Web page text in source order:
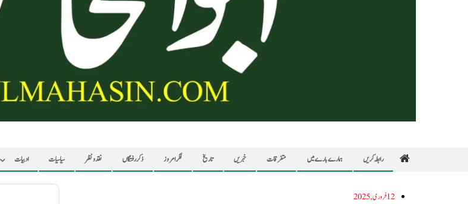
ادبیات سیاسیات نقد ونظر ذکر رفتگاں فکر امروز تاریخ خبریں متفرقات ہمارے بارے میں رابطہ کریں
12فروری, 2025